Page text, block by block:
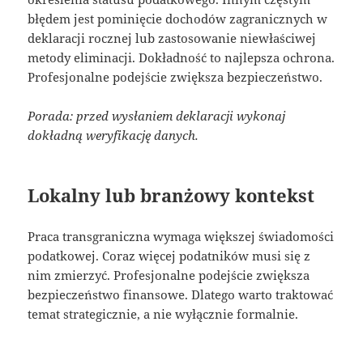
błędem jest pominięcie dochodów zagranicznych w
deklaracji rocznej lub zastosowanie niewłaściwej
metody eliminacji. Dokładność to najlepsza ochrona.
Profesjonalne podejście zwiększa bezpieczeństwo.
Porada: przed wysłaniem deklaracji wykonaj
dokładną weryfikację danych.
Lokalny lub branżowy kontekst
Praca transgraniczna wymaga większej świadomości
podatkowej. Coraz więcej podatników musi się z
nim zmierzyć. Profesjonalne podejście zwiększa
bezpieczeństwo finansowe. Dlatego warto traktować
temat strategicznie, a nie wyłącznie formalnie.